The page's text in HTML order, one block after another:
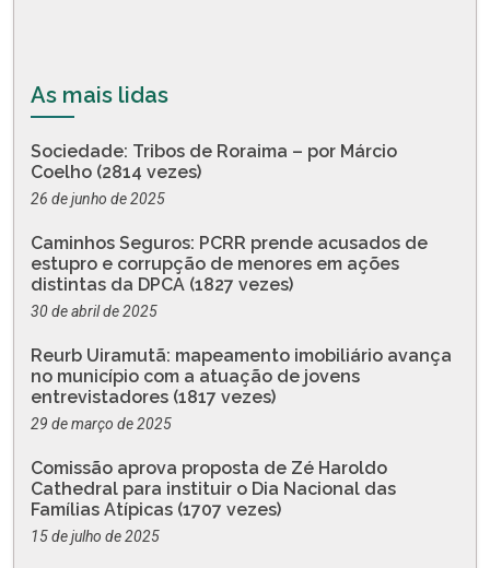
As mais lidas
Sociedade: Tribos de Roraima – por Márcio
Coelho (2814 vezes)
26 de junho de 2025
Caminhos Seguros: PCRR prende acusados de
estupro e corrupção de menores em ações
distintas da DPCA (1827 vezes)
30 de abril de 2025
Reurb Uiramutã: mapeamento imobiliário avança
no município com a atuação de jovens
entrevistadores (1817 vezes)
29 de março de 2025
Comissão aprova proposta de Zé Haroldo
Cathedral para instituir o Dia Nacional das
Famílias Atípicas (1707 vezes)
15 de julho de 2025